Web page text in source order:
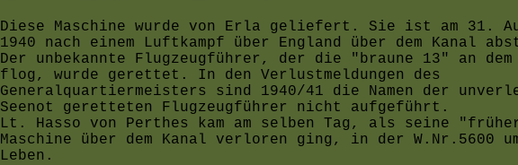
Diese Maschine wurde von Erla geliefert. Sie ist am 31.
1940 nach einem Luftkampf über England über dem Kanal
Der unbekannte Flugzeugführer, der die "braune 13" an dem
flog, wurde gerettet. In den Verlustmeldungen des
Generalquartiermeisters sind 1940/41 die Namen der
Seenot geretteten Flugzeugführer nicht aufgeführt.
Lt. Hasso von Perthes kam am selben Tag, als seine
Maschine über dem Kanal verloren ging, in der W.Nr.5600
Leben.